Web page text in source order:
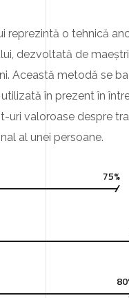
reprezintă o tehnică
dezvoltată de
Această metodă se
în prezent în
uri valoroase despre
al unei persoane.
75%